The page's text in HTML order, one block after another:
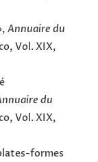
Annuaire du
Vol. XIX,
du
Vol. XIX,
formes